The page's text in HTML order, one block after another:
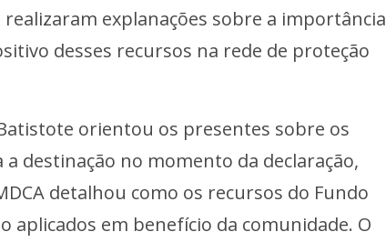
explanações sobre a importância
desses recursos na rede de proteção
orientou os presentes sobre os
destinação no momento da declaração,
detalhou como os recursos do Fundo
aplicados em benefício da comunidade. O